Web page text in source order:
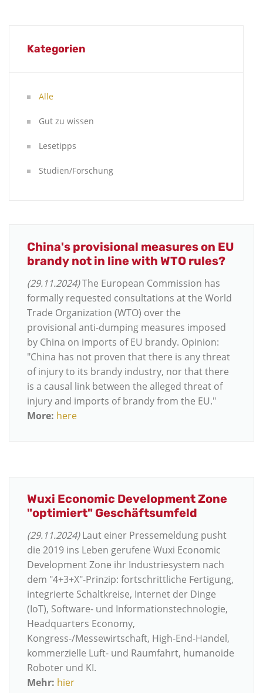
Kategorien
Alle
Gut zu wissen
Lesetipps
Studien/Forschung
China's provisional measures on EU
brandy not in line with WTO rules?
(29.11.2024)The European Commission has
formally requested consultations at the World
Trade Organization (WTO) over the
provisional anti-dumping measures imposed
by China on imports of EU brandy. Opinion:
"China has not proven that there is any threat
of injury to its brandy industry, nor that there
is a causal link between the alleged threat of
injury and imports of brandy from the EU."
More: here
Wuxi Economic Development Zone
"optimiert" Geschäftsumfeld
(29.11.2024)Laut einer Pressemeldung pusht
die 2019 ins Leben gerufene Wuxi Economic
Development Zone ihr Industriesystem nach
dem "4+3+X"-Prinzip: fortschrittliche Fertigung,
integrierte Schaltkreise, Internet der Dinge
(IoT), Software- und Informationstechnologie,
Headquarters Economy,
Kongress-/Messewirtschaft, High-End-Handel,
kommerzielle Luft- und Raumfahrt, humanoide
Roboter und KI.
Mehr: hier